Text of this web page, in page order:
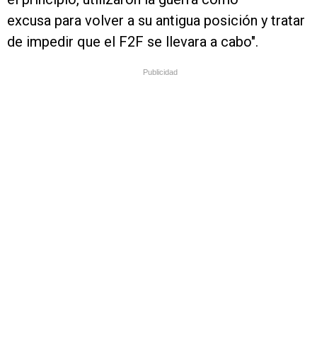
excusa para volver a su antigua posición y tratar
de impedir que el F2F se llevara a cabo".
Publicidad